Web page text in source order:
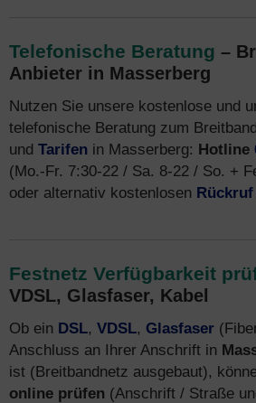
Telefonische Beratung –
Anbieter in Masserberg
Nutzen Sie unsere kostenlose und
telefonische Beratung zum
und Tarifen in Masserberg: Hotline
(Mo.-Fr. 7:30-22 / Sa. 8-22 / So. +
oder alternativ kostenlosen
Festnetz Verfügbarkeit
VDSL, Glasfaser, Kabel
Ob ein DSL, VDSL, Glasfaser
Anschluss an Ihrer Anschrift in
ist (Breitbandnetz ausgebaut),
online prüfen (Anschrift / Straße